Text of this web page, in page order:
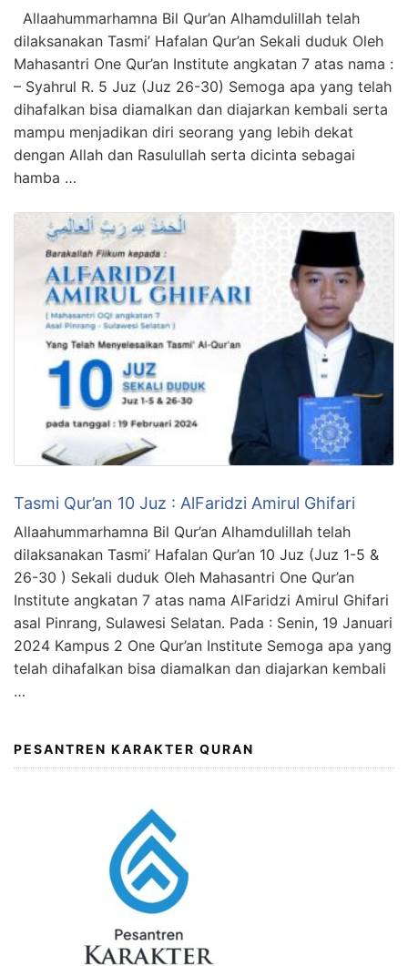
Allaahummarhamna Bil Qur’an Alhamdulillah telah
dilaksanakan Tasmi’ Hafalan Qur’an Sekali duduk Oleh
Mahasantri One Qur’an Institute angkatan 7 atas nama :
– Syahrul R. 5 Juz (Juz 26-30) Semoga apa yang telah
dihafalkan bisa diamalkan dan diajarkan kembali serta
mampu menjadikan diri seorang yang lebih dekat
dengan Allah dan Rasulullah serta dicinta sebagai
hamba …
Tasmi Qur’an 10 Juz : AlFaridzi Amirul Ghifari
Allaahummarhamna Bil Qur’an Alhamdulillah telah
dilaksanakan Tasmi’ Hafalan Qur’an 10 Juz (Juz 1-5 &
26-30 ) Sekali duduk Oleh Mahasantri One Qur’an
Institute angkatan 7 atas nama AlFaridzi Amirul Ghifari
asal Pinrang, Sulawesi Selatan. Pada : Senin, 19 Januari
2024 Kampus 2 One Qur’an Institute Semoga apa yang
telah dihafalkan bisa diamalkan dan diajarkan kembali
…
PESANTREN KARAKTER QURAN